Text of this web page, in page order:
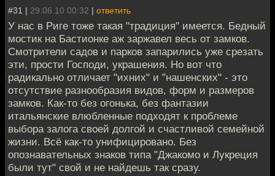
#31 | 29.06.10 00:32 | ответить
У нас в Риге тоже такая "традиция" имеется. Бедный
мостик на Бастионке аж заржавел весь от замков.
Смотрители садов и парков запарились уже срезать
эти, прости Господи, украшения. Но вот что
радикально отличает "ихних" и "нашенских" - это
отсутствие разнообразия видов, форм и размеров
замков. Как-то без огонька, без фантазии
итальянские влюбленные подходят к проблеме
выбора залога своей долгой и счастливой семейной
жизни. Всё как-то унифицировано. Без
опознавательных знаков типа "Джакомо и Лукреция
были тут" свой и не найдешь так сразу.